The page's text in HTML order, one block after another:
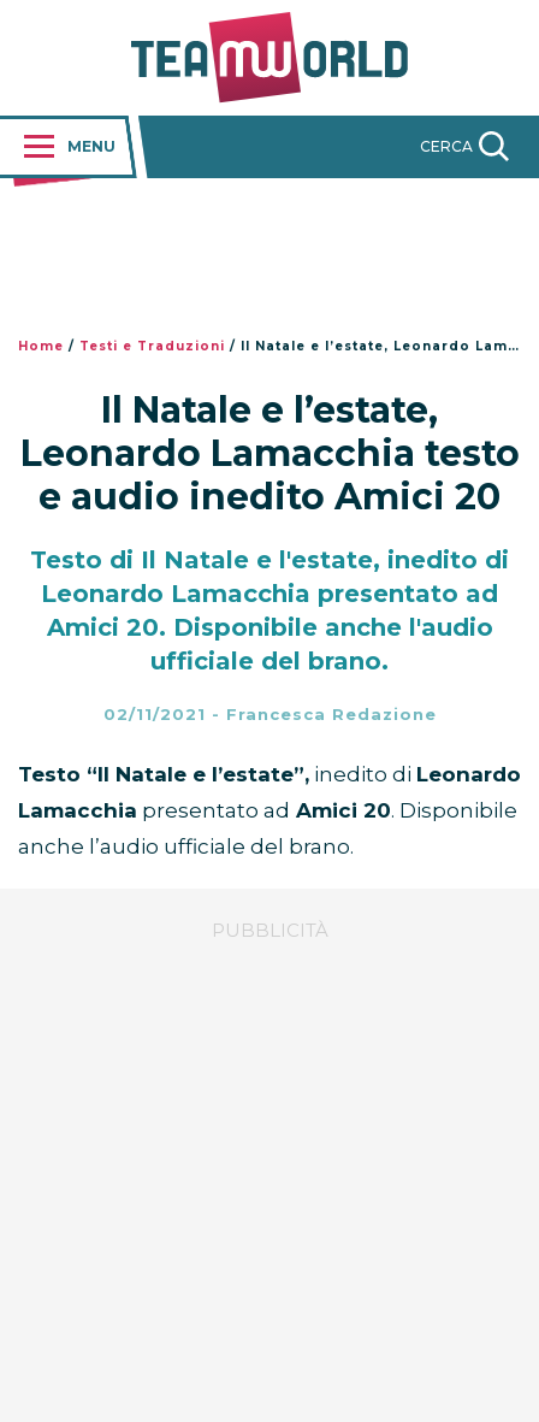
MENU CERCA
Home / Testi e Traduzioni / Il Natale e l’estate, Leonardo Lamacchia testo e audio inedito Amici 20
Il Natale e l’estate,
Leonardo Lamacchia testo
e audio inedito Amici 20
Testo di Il Natale e l'estate, inedito di
Leonardo Lamacchia presentato ad
Amici 20. Disponibile anche l'audio
ufficiale del brano.
02/11/2021 - Francesca Redazione
Testo “Il Natale e l’estate”, inedito di Leonardo
Lamacchia presentato ad Amici 20. Disponibile
anche l’audio ufficiale del brano.